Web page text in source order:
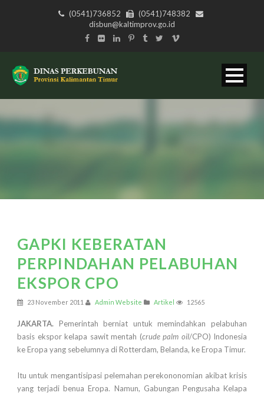
(0541)736852
(0541)748382
disbun@kaltimprov.go.id
GAPKI KEBERATAN
PERPINDAHAN PELABUHAN
EKSPOR CPO
23 November 2011 Admin Website Artikel 12565
JAKARTA. Pemerintah berniat untuk memindahkan pelabuhan
basis ekspor kelapa sawit mentah (crude palm oil/CPO) Indonesia
ke Eropa yang sebelumnya di Rotterdam, Belanda, ke Eropa Timur.
Itu untuk mengantisipasi pelemahan perekononomian akibat krisis
yang terjadi benua Eropa. Namun, Gabungan Pengusaha Kelapa